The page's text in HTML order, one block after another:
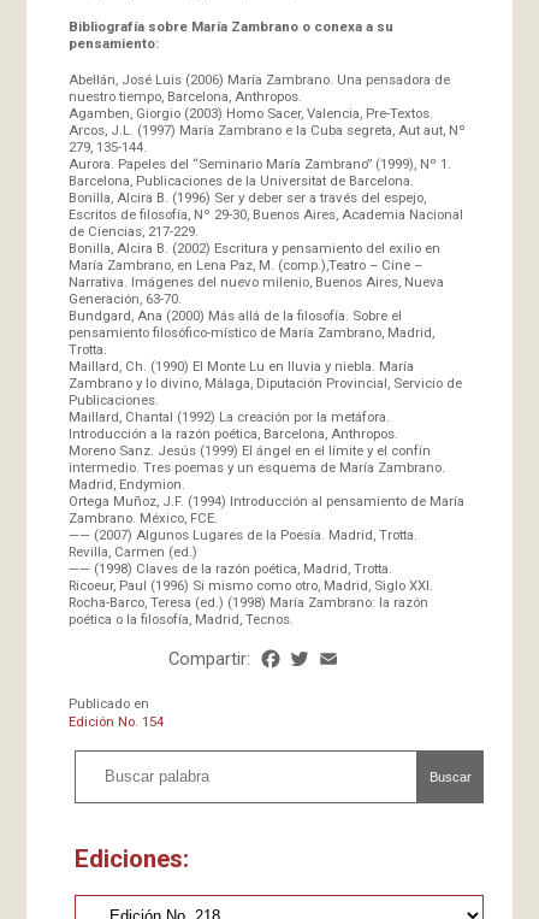
Bibliografía sobre María Zambrano o conexa a su
pensamiento:
Abellán, José Luis (2006) María Zambrano. Una pensadora de
nuestro tiempo, Barcelona, Anthropos.
Agamben, Giorgio (2003) Homo Sacer, Valencia, Pre-Textos.
Arcos, J.L. (1997) María Zambrano e la Cuba segreta, Aut aut, Nº
279, 135-144.
Aurora. Papeles del “Seminario María Zambrano” (1999), Nº 1.
Barcelona, Publicaciones de la Universitat de Barcelona.
Bonilla, Alcira B. (1996) Ser y deber ser a través del espejo,
Escritos de filosofía, Nº 29-30, Buenos Aires, Academia Nacional
de Ciencias, 217-229.
Bonilla, Alcira B. (2002) Escritura y pensamiento del exilio en
María Zambrano, en Lena Paz, M. (comp.),Teatro – Cine –
Narrativa. Imágenes del nuevo milenio, Buenos Aires, Nueva
Generación, 63-70.
Bundgard, Ana (2000) Más allá de la filosofía. Sobre el
pensamiento filosófico-místico de María Zambrano, Madrid,
Trotta.
Maillard, Ch. (1990) El Monte Lu en lluvia y niebla. María
Zambrano y lo divino, Málaga, Diputación Provincial, Servicio de
Publicaciones.
Maillard, Chantal (1992) La creación por la metáfora.
Introducción a la razón poética, Barcelona, Anthropos.
Moreno Sanz. Jesús (1999) El ángel en el límite y el confín
intermedio. Tres poemas y un esquema de María Zambrano.
Madrid, Endymion.
Ortega Muñoz, J.F. (1994) Introducción al pensamiento de María
Zambrano. México, FCE.
—— (2007) Algunos Lugares de la Poesía. Madrid, Trotta.
Revilla, Carmen (ed.)
—— (1998) Claves de la razón poética, Madrid, Trotta.
Ricoeur, Paul (1996) Si mismo como otro, Madrid, Siglo XXI.
Rocha-Barco, Teresa (ed.) (1998) María Zambrano: la razón
poética o la filosofía, Madrid, Tecnos.
Compartir: Facebook
Twitter
Publicado en
Edición No. 154
Buscar
Ediciones: